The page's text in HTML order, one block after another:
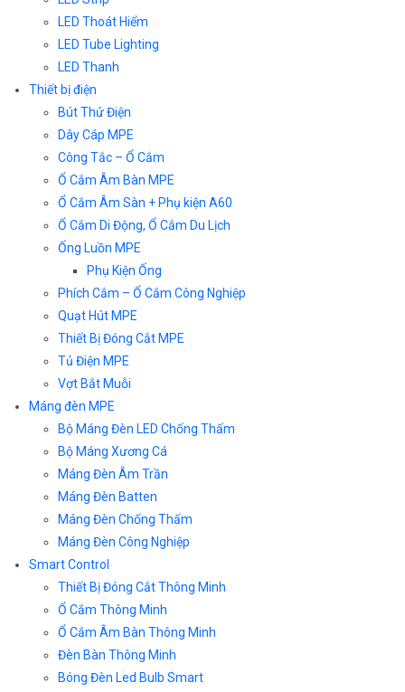
LED Thoát Hiểm
LED Tube Lighting
LED Thanh
Thiết bị điện
Bút Thử Điện
Dây Cáp MPE
Công Tắc – Ổ Cắm
Ổ Cắm Âm Bàn MPE
Ổ Cắm Âm Sàn + Phụ kiện A60
Ổ Cắm Di Động, Ổ Cắm Du Lịch
Ống Luồn MPE
Phụ Kiện Ống
Phích Cắm – Ổ Cắm Công Nghiệp
Quạt Hút MPE
Thiết Bị Đóng Cắt MPE
Tủ Điện MPE
Vợt Bắt Muỗi
Máng đèn MPE
Bộ Máng Đèn LED Chống Thấm
Bộ Máng Xương Cá
Máng Đèn Âm Trần
Máng Đèn Batten
Máng Đèn Chống Thấm
Máng Đèn Công Nghiệp
Smart Control
Thiết Bị Đóng Cắt Thông Minh
Ổ Cắm Thông Minh
Ổ Cắm Âm Bàn Thông Minh
Đèn Bàn Thông Minh
Bóng Đèn Led Bulb Smart